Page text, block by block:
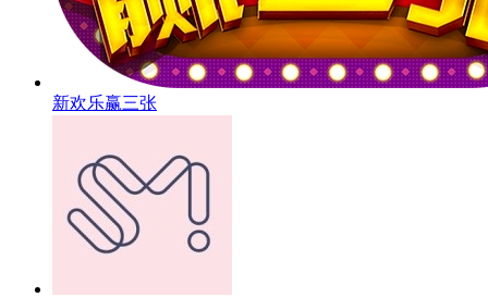
新欢乐赢三张